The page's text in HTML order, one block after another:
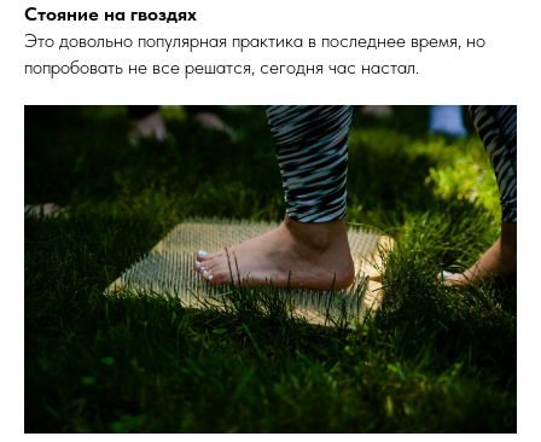
Стояние на гвоздях
Это довольно популярная практика в последнее время, но
попробовать не все решатся, сегодня час настал.